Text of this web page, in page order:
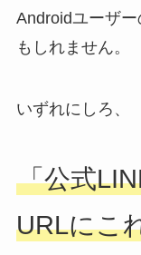
Androidユーザ
もしれません。
いずれにしろ、
「公式
URLにこ